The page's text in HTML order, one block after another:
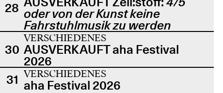
28 oder von der Kunst keine
Fahrstuhlmusik zu werden
30
VERSCHIEDENES
AUSVERKAUFT aha Festival
2026
31 VERSCHIEDENES
aha Festival 2026